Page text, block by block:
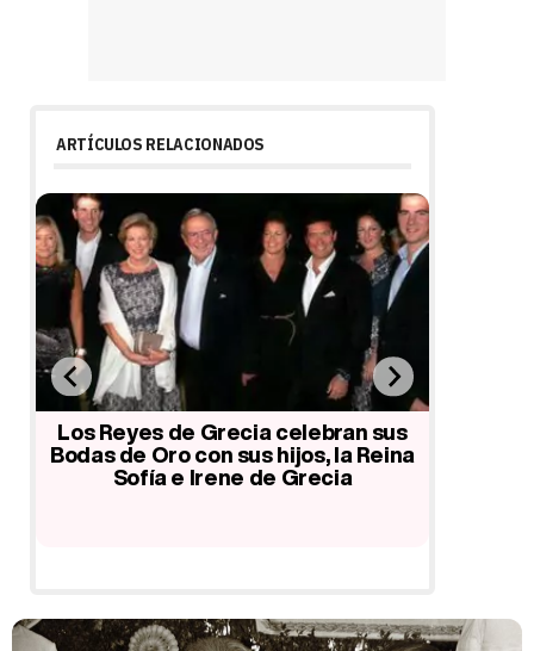
ARTÍCULOS RELACIONADOS
Los Reyes de Grecia celebran sus
Bodas de Oro con sus hijos, la Reina
Sofía e Irene de Grecia